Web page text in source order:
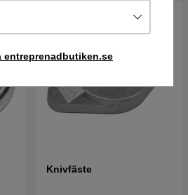
entreprenadbutiken.se
Knivfäste